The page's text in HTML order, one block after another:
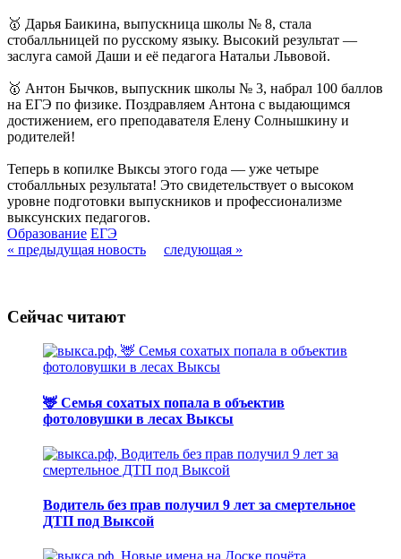
🥇 Дарья Баикина, выпускница школы № 8, стала
стобалльницей по русскому языку. Высокий результат —
заслуга самой Даши и её педагога Натальи Львовой.
🥇 Антон Бычков, выпускник школы № 3, набрал 100 баллов
на ЕГЭ по физике. Поздравляем Антона с выдающимся
достижением, его преподавателя Елену Солнышкину и
родителей!
Теперь в копилке Выксы этого года — уже четыре
стобалльных результата! Это свидетельствует о высоком
уровне подготовки выпускников и профессионализме
выксунских педагогов.
Образование ЕГЭ
« предыдущая новость
следующая »
Сейчас читают
🦌 Семья сохатых попала в объектив
фотоловушки в лесах Выксы
Водитель без прав получил 9 лет за смертельное
ДТП под Выксой